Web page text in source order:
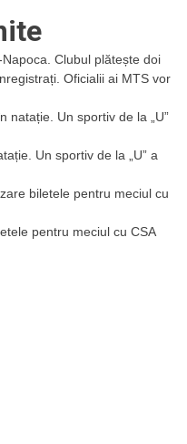
Napoca. Clubul plătește doi
Oficialii ai MTS vor
natație. Un sportiv de la „U”
Un sportiv de la „U” a
biletele pentru meciul cu
pentru meciul cu CSA